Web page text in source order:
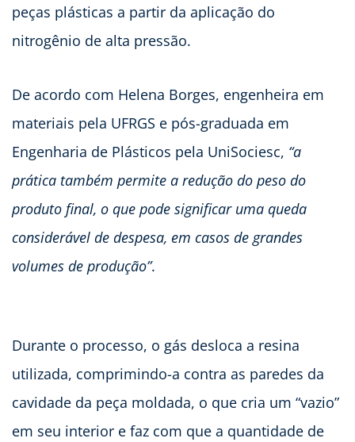
peças plásticas a partir da aplicação do
nitrogênio de alta pressão.
De acordo com Helena Borges, engenheira em
materiais pela UFRGS e pós-graduada em
Engenharia de Plásticos pela UniSociesc, “a
prática também permite a redução do peso do
produto final, o que pode significar uma queda
considerável de despesa, em casos de grandes
volumes de produção”.
Durante o processo, o gás desloca a resina
utilizada, comprimindo-a contra as paredes da
cavidade da peça moldada, o que cria um “vazio”
em seu interior e faz com que a quantidade de